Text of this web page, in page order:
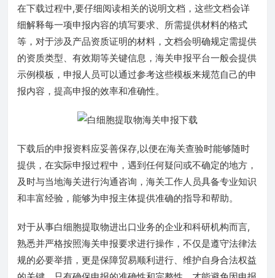
在下载过程中,要仔细阅读相关的说明文档，这些文档会详
细解释每一项申报内容的填写要求、所需提供材料的格式
等，对于涉及产品资质证明的材料，文档会明确规定需提供
的资质类型、有效期等关键信息，海关申报平台一般会提供
示例模板，申报人员可以通过参考这些模板来规范自己的申
报内容，提高申报的效率和准确性。
下载后的申报资料应妥善保存,以便在海关查验时能够随时
提供，在实际申报过程中，遇到任何疑问或不确定的地方，
及时与当地海关进行沟通咨询，海关工作人员具备专业知识
和丰富经验，能够为申报主体提供准确的指导和帮助。
对于从事白细胞提取物进出口业务的企业和科研机构而言,
熟悉并严格按照海关申报要求进行操作，不仅是遵守法律法
规的必要举措，更是保障贸易顺利进行、维护自身合法权益